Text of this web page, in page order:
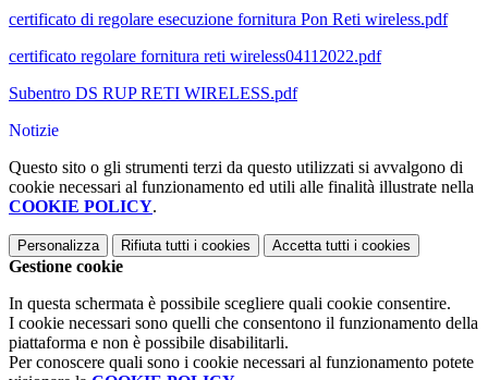
certificato di regolare esecuzione fornitura Pon Reti wireless.pdf
certificato regolare fornitura reti wireless04112022.pdf
Subentro DS RUP RETI WIRELESS.pdf
Notizie
Questo sito o gli strumenti terzi da questo utilizzati si avvalgono di
cookie necessari al funzionamento ed utili alle finalità illustrate nella
COOKIE POLICY.
Personalizza Rifiuta tutti i cookies Accetta tutti i cookies
Gestione cookie
In questa schermata è possibile scegliere quali cookie consentire.
I cookie necessari sono quelli che consentono il funzionamento della
piattaforma e non è possibile disabilitarli.
Per conoscere quali sono i cookie necessari al funzionamento potete